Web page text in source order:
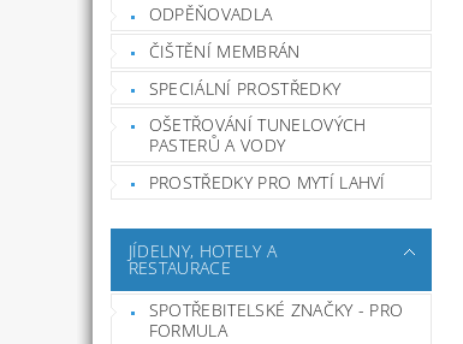
ODPĚŇOVADLA
ČIŠTĚNÍ MEMBRÁN
SPECIÁLNÍ PROSTŘEDKY
OŠETŘOVÁNÍ TUNELOVÝCH
PASTERŮ A VODY
PROSTŘEDKY PRO MYTÍ LAHVÍ
JÍDELNY, HOTELY A
RESTAURACE
SPOTŘEBITELSKÉ ZNAČKY - PRO
FORMULA